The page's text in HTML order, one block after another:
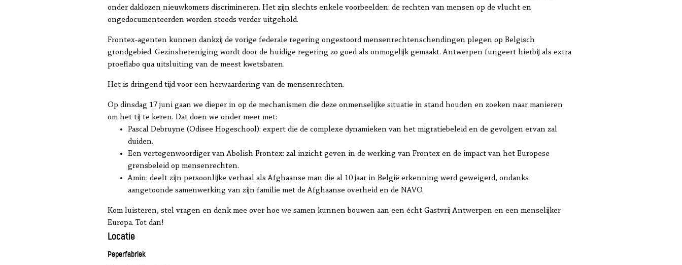
onder daklozen nieuwkomers discrimineren. Het zijn slechts enkele voorbeelden: de rechten van mensen op de vlucht en
ongedocumenteerden worden steeds verder uitgehold.
Frontex-agenten kunnen dankzij de vorige federale regering ongestoord mensenrechtenschendingen plegen op Belgisch
grondgebied. Gezinshereniging wordt door de huidige regering zo goed als onmogelijk gemaakt. Antwerpen fungeert hierbij als extra
proeflabo qua uitsluiting van de meest kwetsbaren.
Het is dringend tijd voor een herwaardering van de mensenrechten.
Op dinsdag 17 juni gaan we dieper in op de mechanismen die deze onmenselijke situatie in stand houden en zoeken naar manieren
om het tij te keren. Dat doen we onder meer met:
Pascal Debruyne (Odisee Hogeschool): expert die de complexe dynamieken van het migratiebeleid en de gevolgen ervan zal
duiden.
Een vertegenwoordiger van Abolish Frontex: zal inzicht geven in de werking van Frontex en de impact van het Europese
grensbeleid op mensenrechten.
Amin: deelt zijn persoonlijke verhaal als Afghaanse man die al 10 jaar in België erkenning werd geweigerd, ondanks
aangetoonde samenwerking van zijn familie met de Afghaanse overheid en de NAVO.
Kom luisteren, stel vragen en denk mee over hoe we samen kunnen bouwen aan een écht Gastvrij Antwerpen en een menselijker
Europa. Tot dan!
Locatie
Peperfabriek